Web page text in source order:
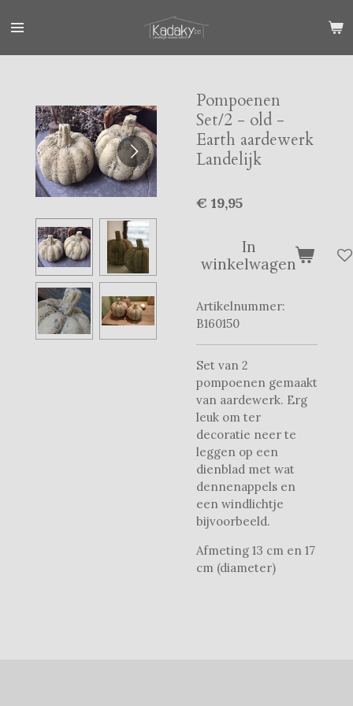
direct
Pompoenen
Set/2 - old -
Earth aardewerk
Landelijk
€ 19,95
In
winkelwagen
Artikelnummer:
B160150
Set van 2
pompoenen gemaakt
van aardewerk. Erg
leuk om ter
decoratie neer te
leggen op een
dienblad met wat
dennenappels en
een windlichtje
bijvoorbeeld.
Afmeting 13 cm en 17
cm (diameter)